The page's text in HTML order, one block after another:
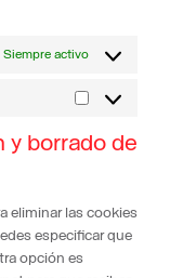
Siempre activo
Preferencias
borrado de
eliminar las cookies
especificar que
opción es